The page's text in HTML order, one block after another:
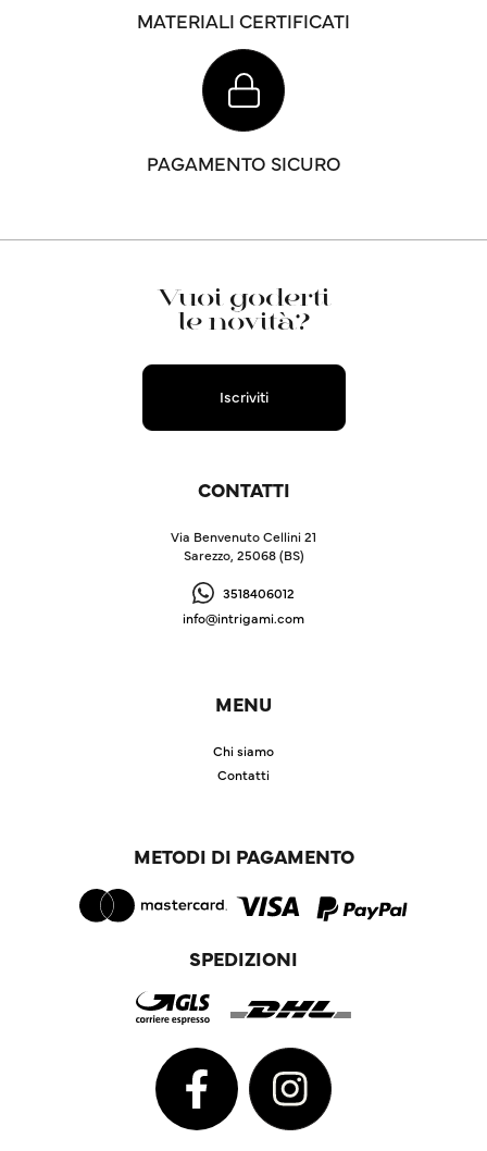
MATERIALI CERTIFICATI
PAGAMENTO SICURO
Vuoi goderti
le novità?
Iscriviti
CONTATTI
Via Benvenuto Cellini 21
Sarezzo, 25068 (BS)
3518406012
info@intrigami.com
MENU
Chi siamo
Contatti
METODI DI PAGAMENTO
SPEDIZIONI